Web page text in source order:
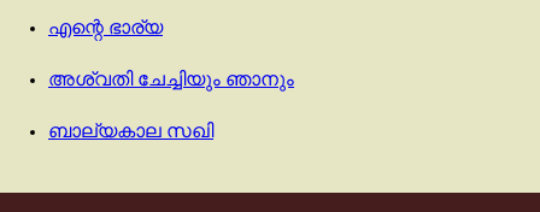
എന്റെ ഭാര്യ
അശ്വതി ചേച്ചിയും ഞാനും
ബാല്യകാല സഖി